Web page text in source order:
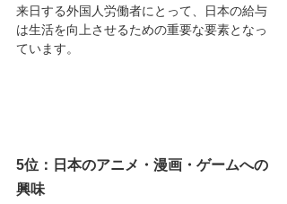
来日する外国人労働者にとって、日本の給与
は生活を向上させるための重要な要素となっ
ています。
5位：日本のアニメ・漫画・ゲームへの
興味